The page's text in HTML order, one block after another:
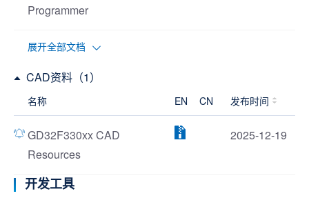
Programmer
展开全部文档
CAD资料（1）
名称 EN CN 发布时间
GD32F330xx CAD
Resources
2025-12-19
开发工具